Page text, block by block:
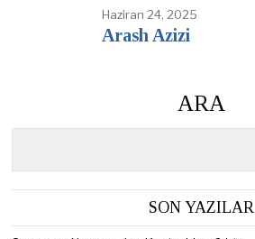
Haziran 24, 2025
Arash Azizi
ARA
SON YAZILAR